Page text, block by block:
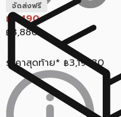
จัดส่งฟรี
฿ 3,490
฿ 3,880
ราคาสุดท้าย* ฿3,191.30